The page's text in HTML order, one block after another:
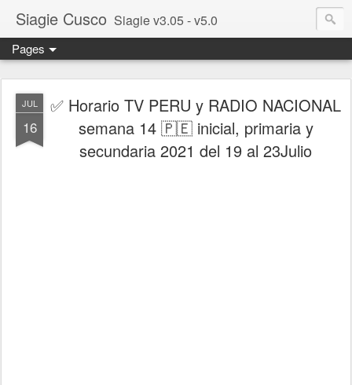
Siagie Cusco Siagie v3.05 - v5.0
Pages
JUL
16
✅ Horario TV PERU y RADIO NACIONAL
semana 14 🇵🇪 inicial, primaria y
secundaria 2021 del 19 al 23Julio